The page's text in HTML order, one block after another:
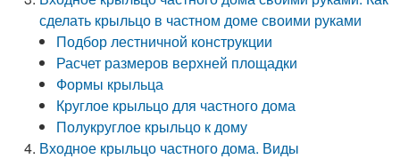
сделать крыльцо в частном доме своими руками
Подбор лестничной конструкции
Расчет размеров верхней площадки
Формы крыльца
Круглое крыльцо для частного дома
Полукруглое крыльцо к дому
Входное крыльцо частного дома. Виды